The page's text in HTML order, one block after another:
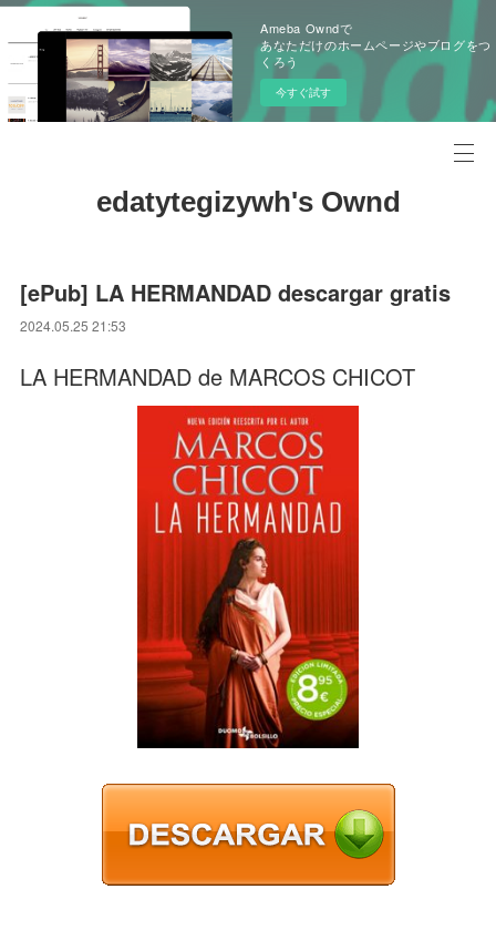
Ameba Owndで
あなただけのホームページやブログをつ
くろう
今すぐ試す
edatytegizywh's Ownd
[ePub] LA HERMANDAD descargar gratis
2024.05.25 21:53
LA HERMANDAD de MARCOS CHICOT